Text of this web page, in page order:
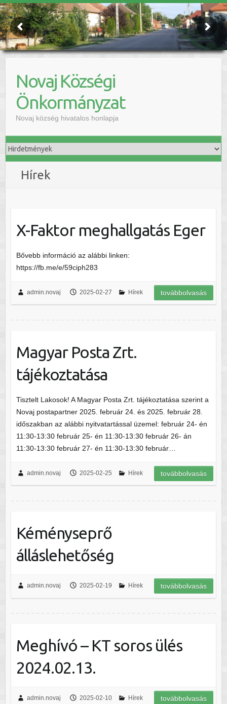
Novaj Községi
Önkormányzat
Novaj község hivatalos honlapja
Hírek
X-Faktor meghallgatás Eger
Bővebb információ az alábbi linken:
https://fb.me/e/59ciph283
admin.novaj 2025-02-27 Hírek továbbolvasás
Magyar Posta Zrt.
tájékoztatása
Tisztelt Lakosok! A Magyar Posta Zrt. tájékoztatása szerint a
Novaj postapartner 2025. február 24. és 2025. február 28.
időszakban az alábbi nyitvatartással üzemel: február 24- én
11:30-13:30 február 25- én 11:30-13:30 február 26- án
11:30-13:30 február 27- én 11:30-13:30 február…
admin.novaj 2025-02-25 Hírek továbbolvasás
Kéményseprő
álláslehetőség
admin.novaj 2025-02-19 Hírek továbbolvasás
Meghívó – KT soros ülés
2024.02.13.
admin.novaj 2025-02-10 Hírek továbbolvasás